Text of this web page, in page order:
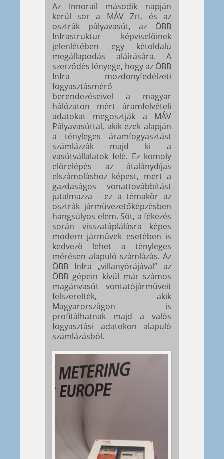
Az Innorail második napján
kerül sor a MÁV Zrt. és az
osztrák pályavasút, az ÖBB
Infrastruktur képviselőinek
jelenlétében egy kétoldalú
megállapodás aláírására. A
szerződés lényege, hogy az ÖBB
Infra mozdonyfedélzeti
fogyasztásmérő
berendezéseivel a magyar
hálózaton mért áramfelvételi
adatokat megosztják a MÁV
Pályavasúttal, akik ezek alapján
a tényleges áramfogyasztást
számlázzák majd ki a
vasútvállalatok felé. Ez komoly
előrelépés az átalánydíjas
elszámoláshoz képest, mert a
gazdaságos vonattovábbítást
jutalmazza - ez a témakör az
osztrák járművezetőképzésben
hangsúlyos elem. Sőt, a fékezés
során visszatáplálásra képes
modern járművek esetében is
kedvező lehet a tényleges
mérésen alapuló számlázás. Az
ÖBB Infra „villanyórájával” az
ÖBB gépein kívül már számos
magánvasút vontatójárműveit
felszerelték, akik
Magyarországon is
profitálhatnak majd a valós
fogyasztási adatokon alapuló
számlázásból.